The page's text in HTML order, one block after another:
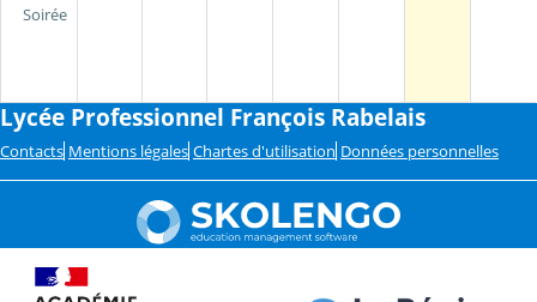
Soirée
Lycée Professionnel François Rabelais
Contacts Mentions légales Chartes d'utilisation Données personnelles